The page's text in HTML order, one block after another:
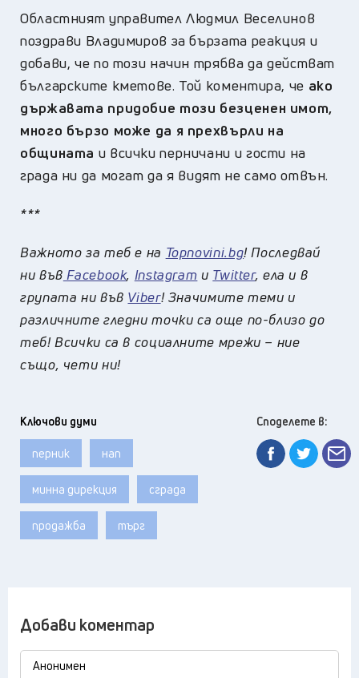
Областният управител Людмил Веселинов
поздрави Владимиров за бързата реакция и
добави, че по този начин трябва да действат
българските кметове. Той коментира, че ако
държавата придобие този безценен имот,
много бързо може да я прехвърли на
общината и всички перничани и гости на
града ни да могат да я видят не само отвън.
***
Важното за теб е на Topnovini.bg! Последвай
ни във Facebook, Instagram и Twitter, ела и в
групата ни във Viber! Значимите теми и
различните гледни точки са още по-близо до
теб! Всички са в социалните мрежи – ние
също, чети ни!
Ключови думи
перник нап
минна дирекция сграда
продажба търг
Споделете в:
Добави коментар